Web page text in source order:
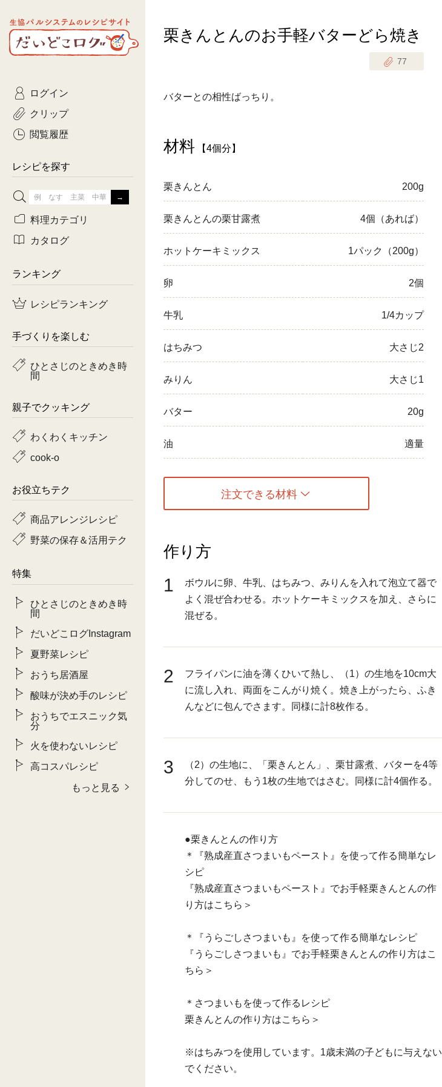
生協パルシステムのレシピ
サイト
だいどこログ
栗きんとんのお手軽バターどら焼き
77
バターとの相性ばっちり。
材料 【4個分】
栗きんとん 200g
栗きんとんの栗甘露煮 4個（あれば）
ホットケーキミックス 1パック（200g）
卵 2個
牛乳 1/4カップ
はちみつ 大さじ2
みりん 大さじ1
バター 20g
油 適量
注文できる材料
作り方
1
ボウルに卵、牛乳、はちみつ、みりんを入れて泡立て器で
よく混ぜ合わせる。ホットケーキミックスを加え、さらに
混ぜる。
2
フライパンに油を薄くひいて熱し、（1）の生地を10cm大
に流し入れ、両面をこんがり焼く。焼き上がったら、ふき
んなどに包んでさます。同様に計8枚作る。
3
（2）の生地に、「栗きんとん」、栗甘露煮、バターを4等
分してのせ、もう1枚の生地ではさむ。同様に計4個作る。
●栗きんとんの作り方
＊『熟成産直さつまいもペースト』を使って作る簡単なレ
シピ
『熟成産直さつまいもペースト』でお手軽栗きんとんの作
り方はこちら＞
＊『うらごしさつまいも』を使って作る簡単なレシピ
『うらごしさつまいも』でお手軽栗きんとんの作り方はこ
ちら＞
＊さつまいもを使って作るレシピ
栗きんとんの作り方はこちら＞
※はちみつを使用しています。1歳未満の子どもに与えない
でください。
ログイン
クリップ
閲覧履歴
レシピを探す
ひとさじのときめき時間
おきらくだ
3日分ごはんセット（3人分）
有賀薫さんのスープ 飛田和緒さんレシピ
牛肉 豚肉
料理カテゴリ
主菜 副菜
常備菜・作りおき
カタログ
コトコト
yumyumいっしょごはん
ランキング
レシピランキング
手づくりを楽しむ
ひとさじのときめき時
間
親子でクッキング
わくわくキッチン
cook-o
お役立ちテク
商品アレンジレシピ
野菜の保存＆活用テク
特集
ひとさじのときめき時
間
だいどこログInstagram
夏野菜レシピ
おうち居酒屋
酸味が決め手のレシピ
おうちでエスニック気
分
火を使わないレシピ
高コスパレシピ
もっと見る